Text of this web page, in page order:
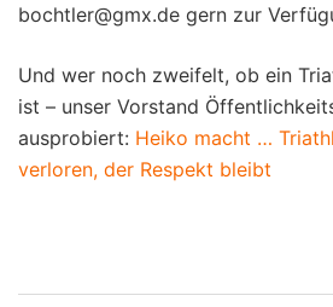
bochtler@gmx.de gern zur
Und wer noch zweifelt, ob ein
ist – unser Vorstand
ausprobiert: Heiko macht …
verloren, der Respekt bleibt